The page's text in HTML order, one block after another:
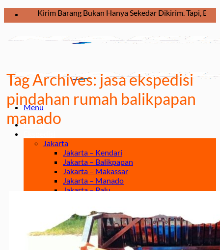
Skip
to
Kirim Barang Bukan Hanya Sekedar Dikirim. Tapi,
Menu
Home
Jakarta
Jakarta – Kendari
Jakarta – Balikpapan
Jakarta – Makassar
Jakarta – Manado
Jakarta – Palu
Jakarta – Ternate
Jakarta – Tarakan
Jakarta – Gorontalo
Jakarta – Samarinda
Tag Archives:jasa ekspedisi
pindahan rumah balikpapan
manado